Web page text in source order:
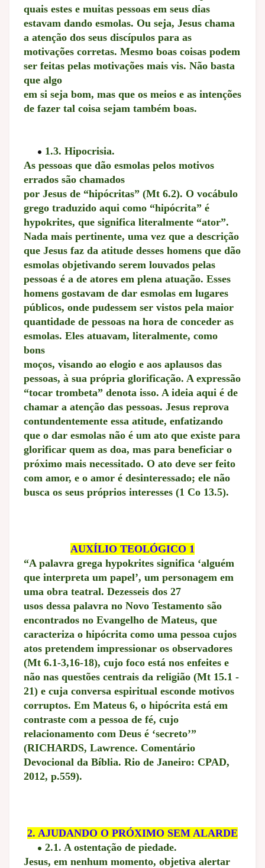
quais estes e muitas pessoas em seus dias
estavam dando esmolas. Ou seja, Jesus chama
a atenção dos seus discípulos para as
motivações corretas. Mesmo boas coisas podem
ser feitas pelas motivações mais vis. Não basta
que algo
em si seja bom, mas que os meios e as intenções
de fazer tal coisa sejam também boas.
1.3. Hipocrisia.
As pessoas que dão esmolas pelos motivos
errados são chamados
por Jesus de “hipócritas” (Mt 6.2). O vocábulo
grego traduzido aqui como “hipócrita” é
hypokrites, que significa literalmente “ator”.
Nada mais pertinente, uma vez que a descrição
que Jesus faz da atitude desses homens que dão
esmolas objetivando serem louvados pelas
pessoas é a de atores em plena atuação. Esses
homens gostavam de dar esmolas em lugares
públicos, onde pudessem ser vistos pela maior
quantidade de pessoas na hora de conceder as
esmolas. Eles atuavam, literalmente, como
bons
moços, visando ao elogio e aos aplausos das
pessoas, à sua própria glorificação. A expressão
“tocar trombeta” denota isso. A ideia aqui é de
chamar a atenção das pessoas. Jesus reprova
contundentemente essa atitude, enfatizando
que o dar esmolas não é um ato que existe para
glorificar quem as doa, mas para beneficiar o
próximo mais necessitado. O ato deve ser feito
com amor, e o amor é desinteressado; ele não
busca os seus próprios interesses (1 Co 13.5).
AUXÍLIO TEOLÓGICO 1
“A palavra grega hypokrites significa ‘alguém
que interpreta um papel’, um personagem em
uma obra teatral. Dezesseis dos 27
usos dessa palavra no Novo Testamento são
encontrados no Evangelho de Mateus, que
caracteriza o hipócrita como uma pessoa cujos
atos pretendem impressionar os observadores
(Mt 6.1-3,16-18), cujo foco está nos enfeites e
não nas questões centrais da religião (Mt 15.1 -
21) e cuja conversa espiritual esconde motivos
corruptos. Em Mateus 6, o hipócrita está em
contraste com a pessoa de fé, cujo
relacionamento com Deus é ‘secreto’”
(RICHARDS, Lawrence. Comentário
Devocional da Bíblia. Rio de Janeiro: CPAD,
2012, p.559).
2. AJUDANDO O PRÓXIMO SEM ALARDE
2.1. A ostentação de piedade.
Jesus, em nenhum momento, objetiva alertar